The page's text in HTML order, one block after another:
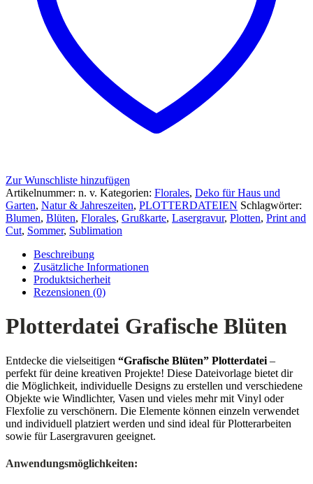
Zur Wunschliste hinzufügen
Artikelnummer: n. v. Kategorien: Florales, Deko für Haus und
Garten, Natur & Jahreszeiten, PLOTTERDATEIEN Schlagwörter:
Blumen, Blüten, Florales, Grußkarte, Lasergravur, Plotten, Print and
Cut, Sommer, Sublimation
Beschreibung
Zusätzliche Informationen
Produktsicherheit
Rezensionen (0)
Plotterdatei Grafische Blüten
Entdecke die vielseitigen “Grafische Blüten” Plotterdatei –
perfekt für deine kreativen Projekte! Diese Dateivorlage bietet dir
die Möglichkeit, individuelle Designs zu erstellen und verschiedene
Objekte wie Windlichter, Vasen und vieles mehr mit Vinyl oder
Flexfolie zu verschönern. Die Elemente können einzeln verwendet
und individuell platziert werden und sind ideal für Plotterarbeiten
sowie für Lasergravuren geeignet.
Anwendungsmöglichkeiten: